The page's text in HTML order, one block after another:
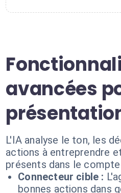
avancées
L'IA analyse le ton, les
actions à entreprendre
présents dans le
Connecteur cible :
bonnes actions dans